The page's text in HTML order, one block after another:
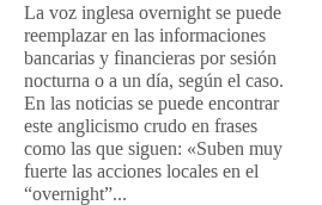
La voz inglesa overnight se puede
reemplazar en las informaciones
bancarias y financieras por sesión
nocturna o a un día, según el caso.
En las noticias se puede encontrar
este anglicismo crudo en frases
como las que siguen: «Suben muy
fuerte las acciones locales en el
“overnight”...